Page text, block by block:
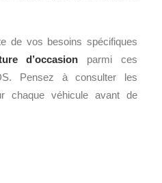
de vos besoins spécifiques
d’occasion parmi ces
Pensez à consulter les
chaque véhicule avant de